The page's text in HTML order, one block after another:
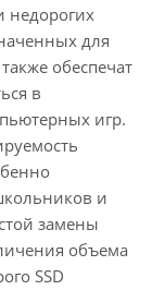
недорогих
для
обеспечат
в
игр.
и
замены
объема
SSD